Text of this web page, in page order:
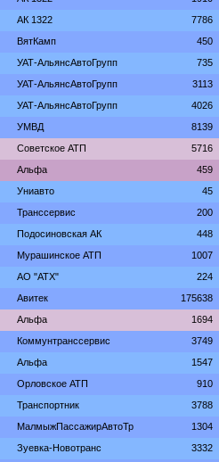
АК 1322 7786
ВятКамп 450
УАТ-АльянсАвтоГрупп 735
УАТ-АльянсАвтоГрупп 3113
УАТ-АльянсАвтоГрупп 4026
УМВД 8139
Советское АТП 5716
Альфа 459
Униавто 45
Транссервис 200
Подосиновская АК 448
Мурашинское АТП 1007
АО "АТХ" 224
Авитек 175638
Альфа 1694
Коммунтранссервис 3749
Альфа 1547
Орловское АТП 910
Транспортник 3788
МалмыжПассажирАвтоТр 1304
Зуевка-Новотранс 3332